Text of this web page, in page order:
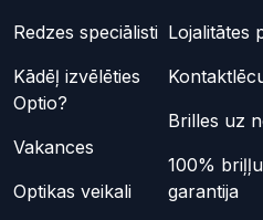
Redzes speciālisti
Kādēļ izvēlēties
Optio?
Vakances
Optikas veikali
Lojalitātes
Brilles uz
100%
garantija